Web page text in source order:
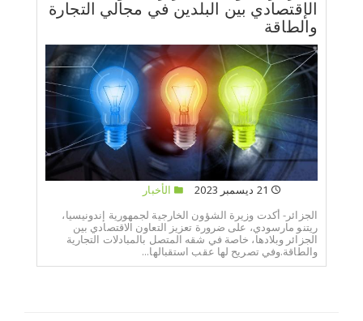
الإقتصادي بين البلدين في مجالي التجارة
والطاقة
الأخبار
الجزائر- أكدت وزيرة الشؤون الخارجية لجمهورية إندونيسيا،
ريتنو مارسودي، على ضرورة تعزيز التعاون الاقتصادي بين
الجزائر وبلادها، خاصة في شقه المتصل بالمبادلات التجارية
والطاقة.وفي تصريح لها عقب استقبالها...